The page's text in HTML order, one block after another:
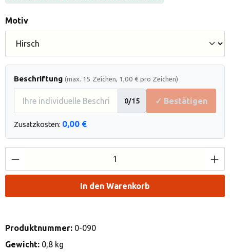
Motivauswählen
Beschriftung (max. 15 Zeichen, 1,00 € pro Zeichen)
0/15 ✓ Bestätigen
Zusatzkosten: 0,00 €
Produkt Anzahl: Gib den gewünschten
In den Warenkorb
Produktnummer: 0-090
Gewicht: 0,8 kg